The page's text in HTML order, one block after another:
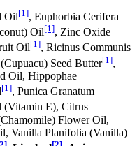
Oil[1], Euphorbia Cerifera
Oil[1], Zinc Oxide
Oil[1], Ricinus Communis
Seed Butter[1],
Oil, Hippophae
[1], Punica Granatum
(Vitamin E), Citrus
Flower Oil,
Vanilla Planifolia (Vanilla)